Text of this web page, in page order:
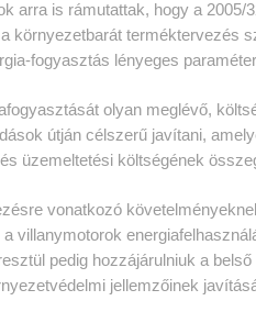
arra is rámutattak, hogy a 2005/
környezetbarát terméktervezés
fogyasztás lényeges
olyan meglévő,
útján célszerű javítani,
üzemeltetési költségének
vonatkozó
villanymotorok
pedig hozzájárulniuk a
jellemzőinek